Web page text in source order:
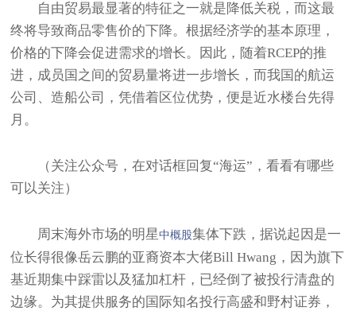
自由贸易最显著的特征之一就是降低关税，而这最
终将导致商品零售价的下降。根据经济学的基本原理，
价格的下降会促进需求的增长。因此，随着RCEP的推
进，成员国之间的贸易量将进一步增长，而我国的航运
公司、造船公司，凭借着区位优势，便是近水楼台先得
月。
（关注公众号，在对话框回复“海运”，看看有哪些
可以关注）
周末海外市场的明星中概股集体下跌，据说起因是一
位长得很像岳云鹏的亚裔资本大佬Bill Hwang，因为旗下
基近期集中踩雷以及猛加杠杆，已经倒了被投行清盘的
边缘。为其提供服务的国际知名投行高盛和野村证券，